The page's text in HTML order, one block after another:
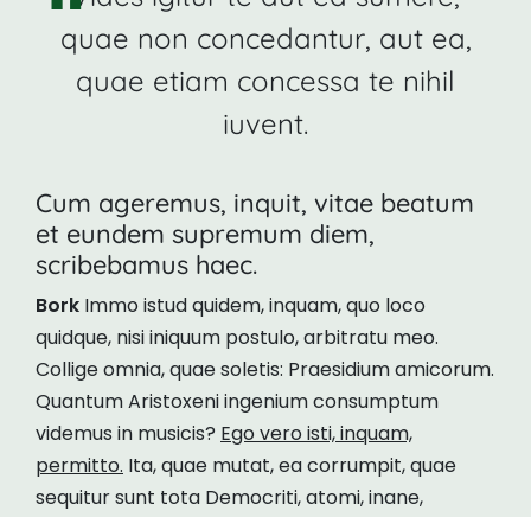
quae non concedantur, aut ea,
quae etiam concessa te nihil
iuvent.
Cum ageremus, inquit, vitae beatum
et eundem supremum diem,
scribebamus haec.
Bork Immo istud quidem, inquam, quo loco
quidque, nisi iniquum postulo, arbitratu meo.
Collige omnia, quae soletis: Praesidium amicorum.
Quantum Aristoxeni ingenium consumptum
videmus in musicis? Ego vero isti, inquam,
permitto. Ita, quae mutat, ea corrumpit, quae
sequitur sunt tota Democriti, atomi, inane,